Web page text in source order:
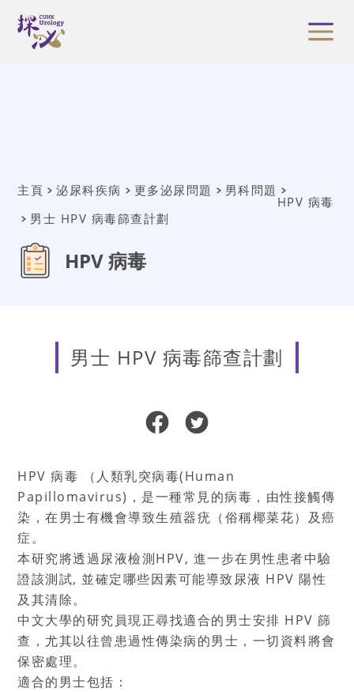
主頁 泌尿科疾病 更多泌尿問題 男科問題
HPV 病毒
男士 HPV 病毒篩查計劃
HPV 病毒
男士 HPV 病毒篩查計劃
HPV 病毒 （⼈類乳突病毒(Human
Papillomavirus)，是⼀種常⾒的病毒，由性接觸傳
染，在男⼠有機會導致⽣殖器疣（俗稱椰菜花）及癌
症。
本研究將透過尿液檢測HPV, 進⼀步在男性患者中驗
證該測試, 並確定哪些因素可能導致尿液 HPV 陽性
及其清除。
中⽂⼤學的研究員現正尋找適合的男⼠安排 HPV 篩
查，尤其以往曾患過性傳染病的男⼠，⼀切資料將會
保密處理。
適合的男士包括：